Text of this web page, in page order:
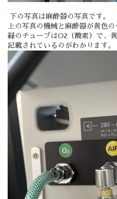
下の写真は麻酔器の写真です。
上の写真の機械と麻酔器が黄色
緑のチューブはO2（酸素）で、
記載されているのがわかります。